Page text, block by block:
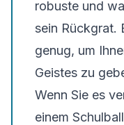
robuste und
sein Rückgrat.
genug, um
Geistes zu
Wenn Sie es
einem